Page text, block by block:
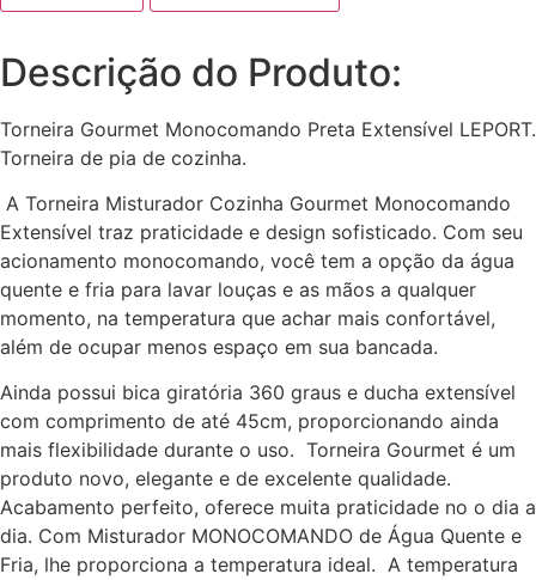
Descrição do Produto:
Torneira Gourmet Monocomando Preta Extensível LEPORT.
Torneira de pia de cozinha.
A Torneira Misturador Cozinha Gourmet Monocomando
Extensível traz praticidade e design sofisticado. Com seu
acionamento monocomando, você tem a opção da água
quente e fria para lavar louças e as mãos a qualquer
momento, na temperatura que achar mais confortável,
além de ocupar menos espaço em sua bancada.
Ainda possui bica giratória 360 graus e ducha extensível
com comprimento de até 45cm, proporcionando ainda
mais flexibilidade durante o uso. Torneira Gourmet é um
produto novo, elegante e de excelente qualidade.
Acabamento perfeito, oferece muita praticidade no o dia a
dia. Com Misturador MONOCOMANDO de Água Quente e
Fria, lhe proporciona a temperatura ideal. A temperatura